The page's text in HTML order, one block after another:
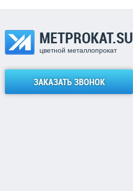
METPROKAT.SU
цветной металлопрокат
ЗАКАЗАТЬ ЗВОНОК